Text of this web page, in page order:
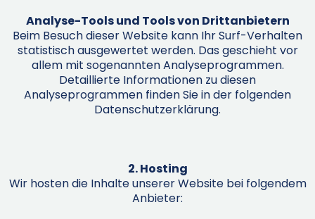
Analyse-Tools und Tools von Drittanbietern
Beim Besuch dieser Website kann Ihr Surf-Verhalten
statistisch ausgewertet werden. Das geschieht vor
allem mit sogenannten Analyseprogrammen.
Detaillierte Informationen zu diesen
Analyseprogrammen finden Sie in der folgenden
Datenschutzerklärung.
2. Hosting
Wir hosten die Inhalte unserer Website bei folgendem
Anbieter: